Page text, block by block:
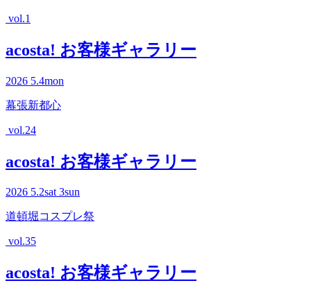
vol.1
acosta! お客様ギャラリー
2026 5.4mon
幕張新都心
vol.24
acosta! お客様ギャラリー
2026 5.2sat3sun
道頓堀コスプレ祭
vol.35
acosta! お客様ギャラリー